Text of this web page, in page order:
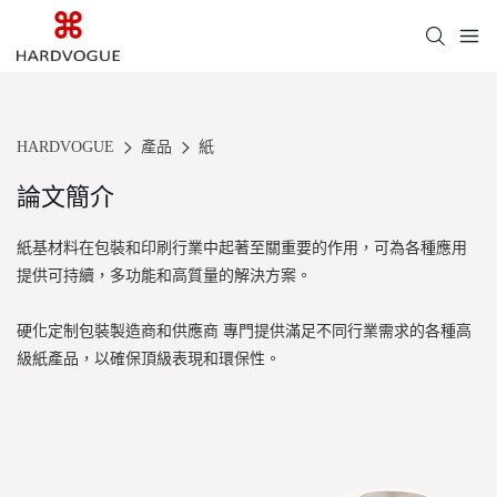
HARDVOGUE 產品 紙
論文簡介
紙基材料在包裝和印刷行業中起著至關重要的作用，可為各種應用
提供可持續，多功能和高質量的解決方案。
硬化定制包裝製造商和供應商 專門提供滿足不同行業需求的各種高
級紙產品，以確保頂級表現和環保性。